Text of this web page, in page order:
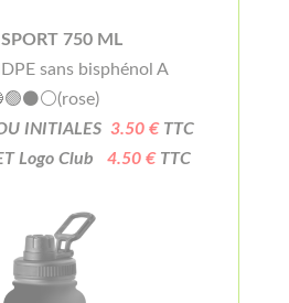
750 ML
sans bisphénol A
INITIALES 3.50 €TTC
Logo Club 4.50 €TTC